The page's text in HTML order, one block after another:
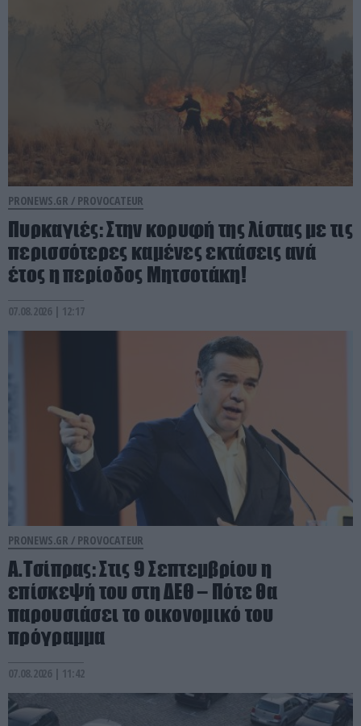
PRONEWS.GR / PROVOCATEUR
Πυρκαγιές: Στην κορυφή της λίστας με τις
περισσότερες καμένες εκτάσεις ανά
έτος η περίοδος Μητσοτάκη!
07.08.2026 | 12:17
PRONEWS.GR / PROVOCATEUR
Α.Τσίπρας: Στις 9 Σεπτεμβρίου η
επίσκεψή του στη ΔΕΘ – Πότε θα
παρουσιάσει το οικονομικό του
πρόγραμμα
07.08.2026 | 11:42